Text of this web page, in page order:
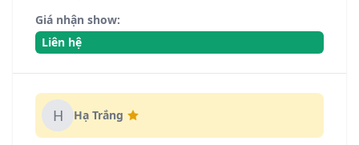
Giá nhận show:
Liên hệ
H Hạ Trắng